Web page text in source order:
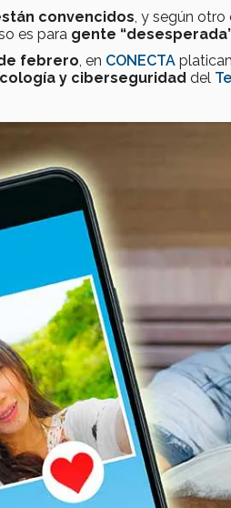
convencidos , y según
es para gente
febrero , en CONECTA
y ciberseguridad del